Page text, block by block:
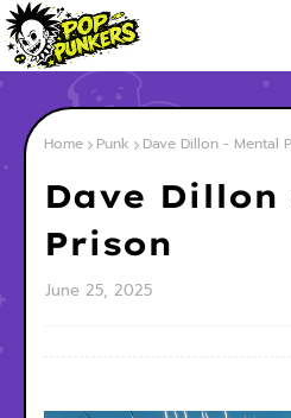
Home Punk Dave Dillon - Mental
Dave Dillon
Prison
June 25, 2025